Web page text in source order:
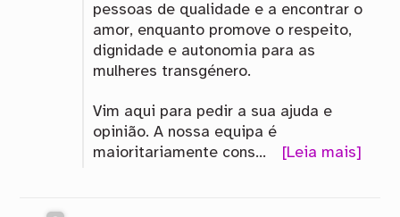
pessoas de qualidade e a encontrar o
amor, enquanto promove o respeito,
dignidade e autonomia para as
mulheres transgénero.
Vim aqui para pedir a sua ajuda e
opinião. A nossa equipa é
maioritariamente cons…
[Leia mais]